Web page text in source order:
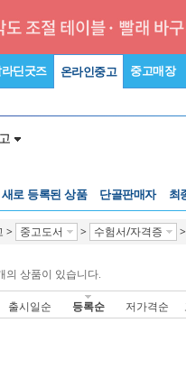
딘굿즈 온라인중고 중고매장
새로 등록된 상품 단골판매자 최
> 중고도서 > 수험서/자격증 >
의 상품이 있습니다.
출시일순 등록순 저가격순